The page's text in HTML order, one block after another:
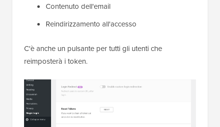
Contenuto dell'email
Reindirizzamento all'accesso
C'è anche un pulsante per tutti gli utenti che
reimposterà i token.